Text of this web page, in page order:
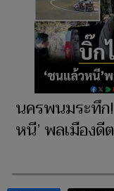
นครพนมระทึก
หนี’ พลเมืองดี